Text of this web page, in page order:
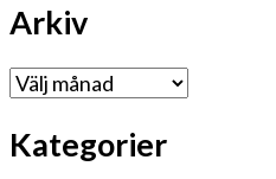
Arkiv
Arkiv
Kategorier